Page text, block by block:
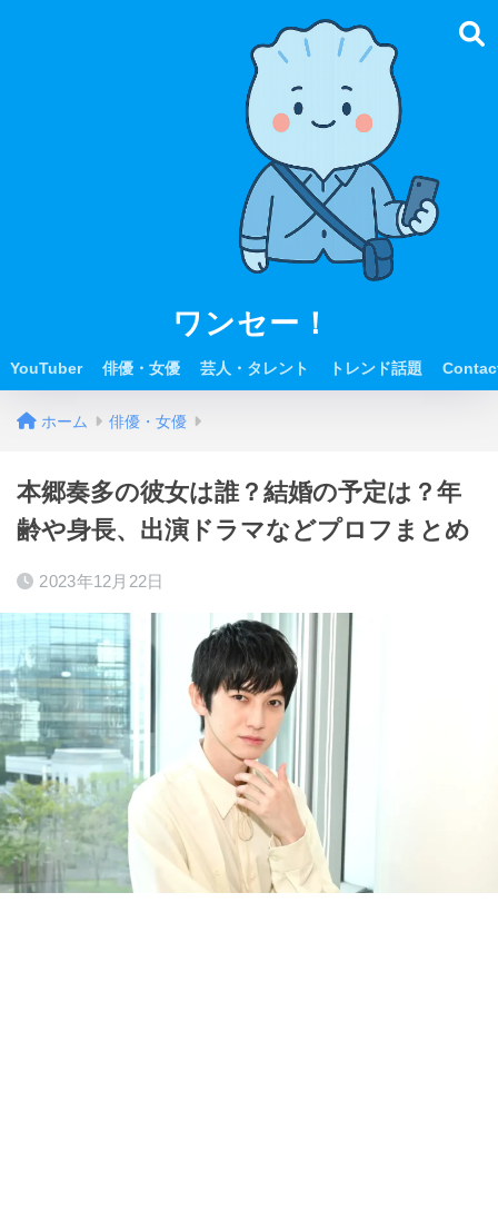
ワンセー！
YouTuber 俳優・女優 芸人・タレント トレンド話題
ホーム 俳優・女優
本郷奏多の彼女は誰？結婚の予定は？年
齢や身長、出演ドラマなどプロフまとめ
2023年12月22日